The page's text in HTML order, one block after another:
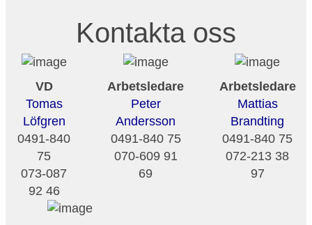
Kontakta oss
VD
Tomas
Löfgren
0491-840
75
073-087
92 46
Arbetsledare
Peter
Andersson
0491-840 75
070-609 91
69
Arbetsledare
Mattias
Brandting
0491-840 75
072-213 38
97